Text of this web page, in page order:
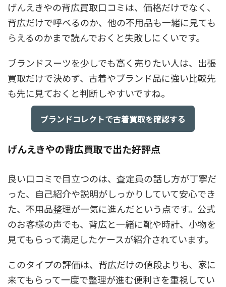
げんえきやの背広買取口コミは、価格だけでなく、
背広だけで呼べるのか、他の不用品も一緒に見ても
らえるのかまで読んでおくと失敗しにくいです。
ブランドスーツを少しでも高く売りたい人は、出張
買取だけで決めず、古着やブランド品に強い比較先
も先に見ておくと判断しやすいですね。
ブランドコレクトで古着買取を確認する
げんえきやの背広買取で出た好評点
良い口コミで目立つのは、査定員の話し方が丁寧だ
った、自己紹介や説明がしっかりしていて安心でき
た、不用品整理が一気に進んだという点です。公式
のお客様の声でも、背広と一緒に靴や時計、小物を
見てもらって満足したケースが紹介されています。
このタイプの評価は、背広だけの値段よりも、 家に
来てもらって一度で整理が進む便利さを重視してい